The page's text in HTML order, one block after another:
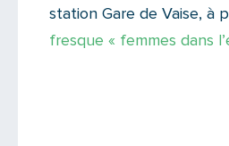
station Gare de Vaise, à
fresque « femmes dans